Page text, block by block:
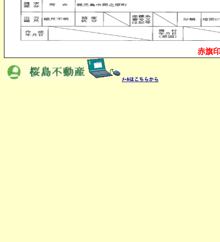
赤旗
ﾒｰﾙはこちらから